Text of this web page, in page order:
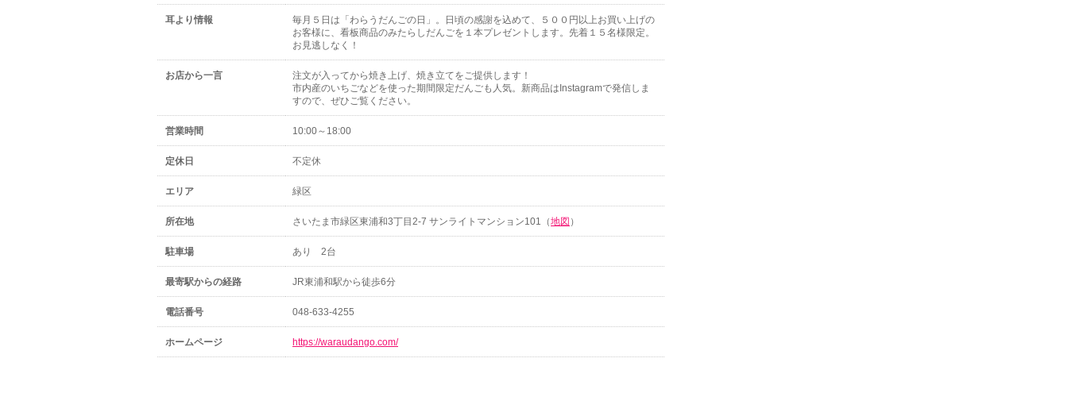
耳より情報
毎月５日は「わらうだんごの日」。日頃の感謝を込めて、５００円以上お買い上げの
お客様に、看板商品のみたらしだんごを１本プレゼントします。先着１５名様限定。
お見逃しなく！
お店から一言
注文が入ってから焼き上げ、焼き立てをご提供します！
市内産のいちごなどを使った期間限定だんごも人気。新商品はInstagramで発信しま
すので、ぜひご覧ください。
営業時間 10:00～18:00
定休日 不定休
エリア 緑区
所在地 さいたま市緑区東浦和3丁目2-7 サンライトマンション101（地図 ）
駐車場 あり 2台
最寄駅からの経路 JR東浦和駅から徒歩6分
電話番号 048-633-4255
ホームページ https://waraudango.com/